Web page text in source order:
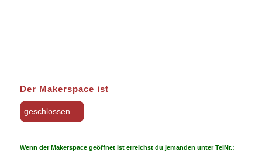
Der Makerspace ist
geschlossen
Wenn der Makerspace geöffnet ist erreichst du jemanden unter TelNr.: